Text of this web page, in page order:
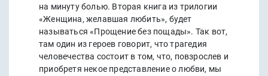
на минуту болью. Вторая книга из трилогии
«Женщина, желавшая любить», будет
называться «Прощение без пощады». Так вот,
там один из героев говорит, что трагедия
человечества состоит в том, что, повзрослев и
приобретя некое представление о любви, мы